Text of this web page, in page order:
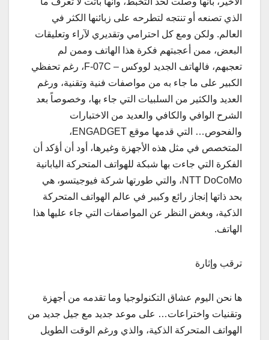
الذي تصنعه أو تنتجه لتطرحه على زبائنها الكثر في
العالم. ولكن ومع كل احترامي وتقديري لآراء وتعليقات
البعض، ممن أعجبتهم فكرة هذا الهاتف وممن لم
تعجبهم، فالهاتف الجديد لووكس – F-07C، رغم تحفظي
الكبير على ما جاء به من مواصفات فنية وتقنية، ورغم
العديد والكثير من السلبيات التي جاء بها، وخصوصاً بعد
الشرح الوافي والكافي والعديد من الاختبارات
والفحوص… التي قدمها موقع ENGADGET،
المتخصص في مثل هذه الأجهزة وغيرها، أود أن أؤكد أن
الفكرة التي جاءت بها شبكة للهواتف المتحركة اليابانية
NTT DoCoMo، والتي طورتها شركة فيوجيتسو، هي
بحد ذاتها إنجاز رائع وكبير في عالم الهواتف المتحركة
الذكية، وبغض النظر عن المواصفات التي جاء عليها هذا
الهاتف.
ترقب وإثارة
ها نحن اليوم عشاق التكنولوجيا وما تقدمه من أجهزة
وتقنيات واختراعات… على موعد جديد مع جيل جديد من
الهواتف المتحركة الذكية، والذي ورغم الوقت الطويل